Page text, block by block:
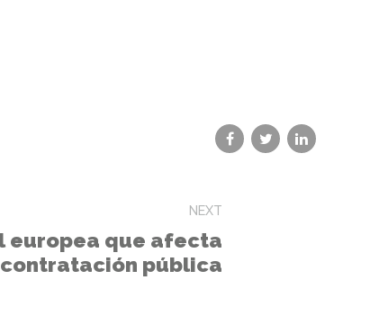
NEXT
europea que afecta
pública